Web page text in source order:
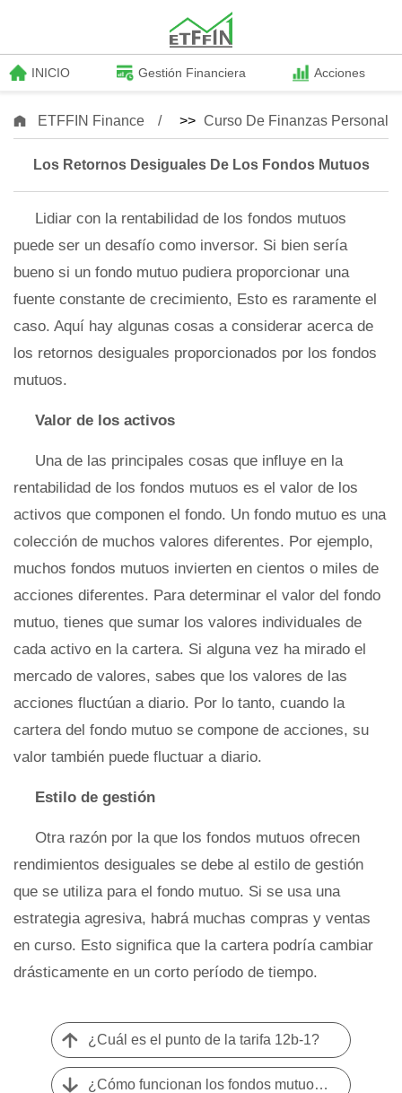
INICIO Gestión Financiera Acciones
ETFFIN Finance >> Curso De Finanzas
Los Retornos Desiguales De Los Fondos Mutuos
Lidiar con la rentabilidad de los fondos mutuos
puede ser un desafío como inversor. Si bien sería
bueno si un fondo mutuo pudiera proporcionar una
fuente constante de crecimiento, Esto es raramente el
caso. Aquí hay algunas cosas a considerar acerca de
los retornos desiguales proporcionados por los fondos
mutuos.
Valor de los activos
Una de las principales cosas que influye en la
rentabilidad de los fondos mutuos es el valor de los
activos que componen el fondo. Un fondo mutuo es una
colección de muchos valores diferentes. Por ejemplo,
muchos fondos mutuos invierten en cientos o miles de
acciones diferentes. Para determinar el valor del fondo
mutuo, tienes que sumar los valores individuales de
cada activo en la cartera. Si alguna vez ha mirado el
mercado de valores, sabes que los valores de las
acciones fluctúan a diario. Por lo tanto, cuando la
cartera del fondo mutuo se compone de acciones, su
valor también puede fluctuar a diario.
Estilo de gestión
Otra razón por la que los fondos mutuos ofrecen
rendimientos desiguales se debe al estilo de gestión
que se utiliza para el fondo mutuo. Si se usa una
estrategia agresiva, habrá muchas compras y ventas
en curso. Esto significa que la cartera podría cambiar
drásticamente en un corto período de tiempo.
¿Cuál es el punto de la tarifa 12b-1?
¿Cómo funcionan los fondos mutuos libres de impuestos?